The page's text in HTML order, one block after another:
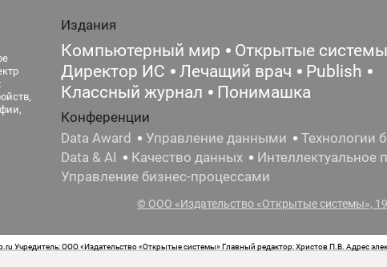
Издания
Компьютерный мир
Открытые
Директор ИС
Лечащий врач
Publish
Классный журнал
Понимашка
Конференции
Data Award
Управление данными
Технологии
Data & AI
Качество данных
Интеллектуальное
Управление бизнес-процессами
© ООО «Издательство «Открытые системы»,
Учредитель: ООО «Издательство «Открытые системы» Главный редактор: Христов П.В. Адрес